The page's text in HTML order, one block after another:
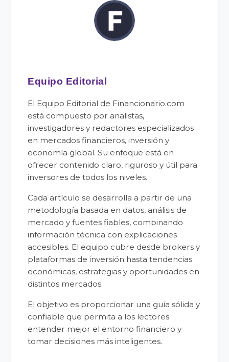
Equipo Editorial
El Equipo Editorial de Financionario.com
está compuesto por analistas,
investigadores y redactores especializados
en mercados financieros, inversión y
economía global. Su enfoque está en
ofrecer contenido claro, riguroso y útil para
inversores de todos los niveles.
Cada artículo se desarrolla a partir de una
metodología basada en datos, análisis de
mercado y fuentes fiables, combinando
información técnica con explicaciones
accesibles. El equipo cubre desde brokers y
plataformas de inversión hasta tendencias
económicas, estrategias y oportunidades en
distintos mercados.
El objetivo es proporcionar una guía sólida y
confiable que permita a los lectores
entender mejor el entorno financiero y
tomar decisiones más inteligentes.